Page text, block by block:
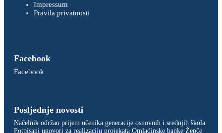
Impressum
Pravila privatnosti
Facebook
Facebook
Posljednje novosti
Načelnik održao prijem učenika generacije osnovnih i srednjih škola
Potpisani ugovori za realizaciju projekata Omladinske banke Žepče